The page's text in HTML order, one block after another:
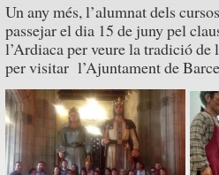
Un any més, l’alumnat dels
passejar el dia 15 de juny pel
l’Ardiaca per veure la tradició
per visitar l’Ajuntament de